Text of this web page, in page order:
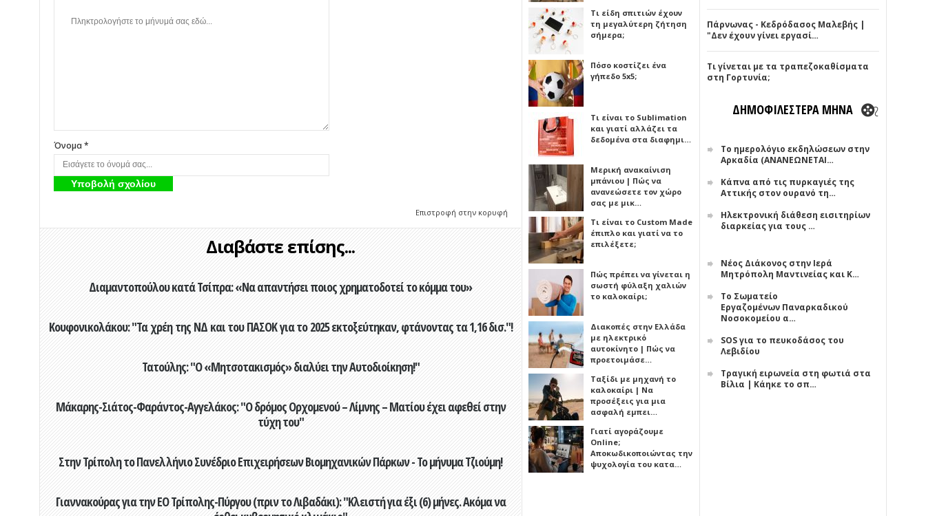
Όνομα *
Επιστροφή στην κορυφή
Διαβάστε επίσης...
Διαμαντοπούλου κατά Τσίπρα: «Να απαντήσει ποιος χρηματοδοτεί το κόμμα του»
Κουφονικολάκου: "Τα χρέη της ΝΔ και του ΠΑΣΟΚ για το 2025 εκτοξεύτηκαν, φτάνοντας τα 1,16 δισ."!
Τατούλης: "Ο «Μητσοτακισμός» διαλύει την Αυτοδιοίκηση!"
Μάκαρης-Σιάτος-Φαράντος-Αγγελάκος: "Ο δρόμος Ορχομενού – Λίμνης – Ματίου έχει αφεθεί στην
τύχη του"
Στην Τρίπολη το Πανελλήνιο Συνέδριο Επιχειρήσεων Βιομηχανικών Πάρκων - Το μήνυμα Τζιούμη!
Γιαννακούρας για την EO Τρίπολης-Πύργου (πριν το Λιβαδάκι): "Κλειστή για έξι (6) μήνες. Ακόμα να
Τι είδη σπιτιών έχουν
τη μεγαλύτερη ζήτηση
σήμερα;
Πόσο κοστίζει ένα
γήπεδο 5x5;
Τι είναι το Sublimation
και γιατί αλλάζει τα
δεδομένα στα διαφημι…
Μερική ανακαίνιση
μπάνιου | Πώς να
ανανεώσετε τον χώρο
σας με μικ…
Τι είναι το Custom Made
έπιπλο και γιατί να το
επιλέξετε;
Πώς πρέπει να γίνεται η
σωστή φύλαξη χαλιών
το καλοκαίρι;
Διακοπές στην Ελλάδα
με ηλεκτρικό
αυτοκίνητο | Πώς να
προετοιμάσε…
Ταξίδι με μηχανή το
καλοκαίρι | Να
προσέξεις για μια
ασφαλή εμπει…
Γιατί αγοράζουμε
Online;
Αποκωδικοποιώντας την
ψυχολογία του κατα…
Πάρνωνας - Κεδρόδασος Μαλεβής |
"Δεν έχουν γίνει εργασί…
Τι γίνεται με τα τραπεζοκαθίσματα
στη Γορτυνία;
ΔΗΜΟΦΙΛΕΣΤΕΡΑ ΜΗΝΑ
Το ημερολόγιο εκδηλώσεων στην
Αρκαδία (ΑΝΑΝΕΩΝΕΤΑΙ…
Κάπνα από τις πυρκαγιές της
Αττικής στον ουρανό τη…
Ηλεκτρονική διάθεση εισιτηρίων
διαρκείας για τους …
Νέος Διάκονος στην Ιερά
Μητρόπολη Μαντινείας και Κ…
Το Σωματείο
Εργαζομένων Παναρκαδικού
Νοσοκομείου α…
SOS για το πευκοδάσος του
Λεβιδίου
Τραγική ειρωνεία στη φωτιά στα
Βίλια | Κάηκε το σπ…